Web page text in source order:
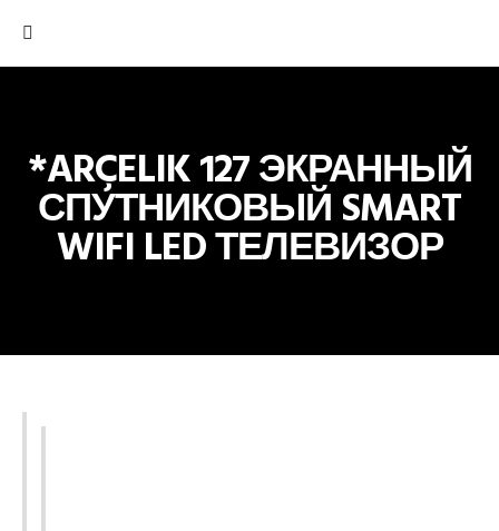
*ARÇELIK 127 ЭКРАННЫЙ
СПУТНИКОВЫЙ SMART
WIFI LED ТЕЛЕВИЗОР